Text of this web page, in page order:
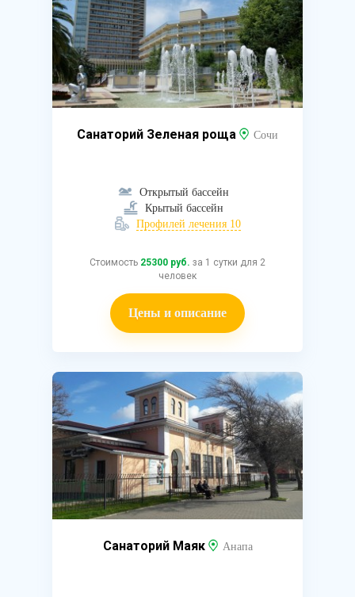
Санаторий Зеленая роща Сочи
Открытый бассейн
Крытый бассейн
Профилей лечения 10
Стоимость 25300 руб. за 1 сутки для 2
человек
Цены и описание
Санаторий Маяк Анапа